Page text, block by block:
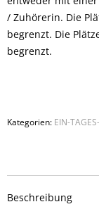
/ Zuhörerin. Die
begrenzt. Die
begrenzt.
Kategorien: EIN-
Beschreibung